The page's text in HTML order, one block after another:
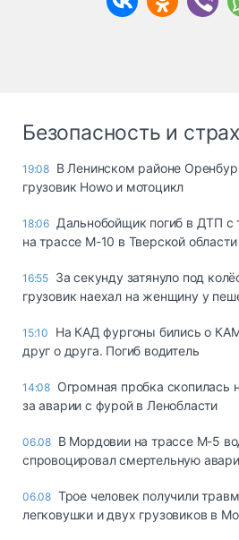
Безопасность и
19:08 В Ленинском районе
грузовик Howo и мотоцикл
18:06 Дальнобойщик погиб в ДТП с
на трассе М-10 в Тверской области
16:55 За секунду затянуло под
грузовик наехал на женщину у
15:10
На КАД фургоны бились о
друг о друга. Погиб водитель
14:08 Огромная пробка скопилась
за аварии с фурой в Ленобласти
06.08 В Мордовии на трассе М-5
спровоцировал смертельную
06.08 Трое человек получили
легковушки и двух грузовиков в